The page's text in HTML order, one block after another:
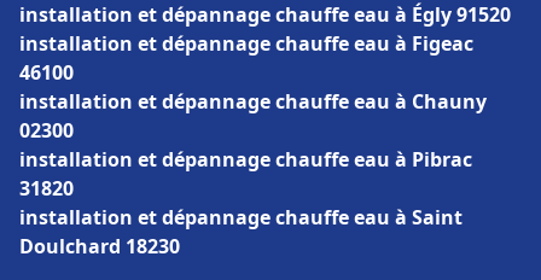
installation et dépannage chauffe eau à Égly 91520
installation et dépannage chauffe eau à Figeac
46100
installation et dépannage chauffe eau à Chauny
02300
installation et dépannage chauffe eau à Pibrac
31820
installation et dépannage chauffe eau à Saint
Doulchard 18230